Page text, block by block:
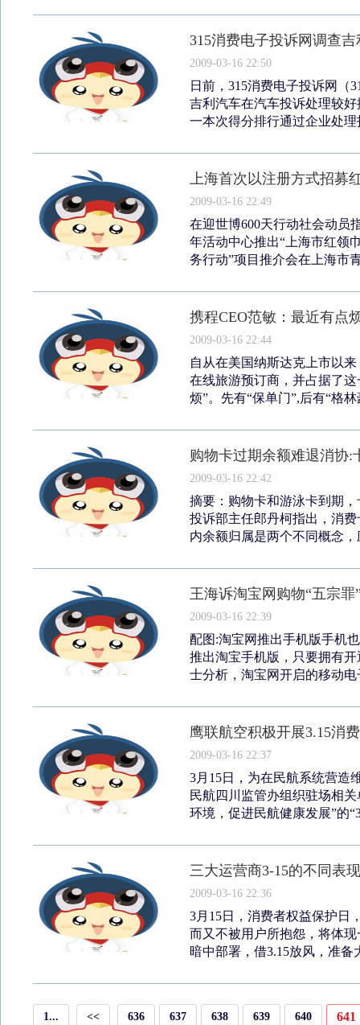
315消费电子投诉网调查
2009-03-16 22:50
日前，315消费电子投诉网（
吉利汽车在汽车投诉处理较
一本次得分排行通过企业处
上海首次以注册方式招募
2009-03-16 22:49
在迎世博600天行动社会动员
年活动中心推出“上海市红领
务行动”项目推介会在上海市
携程CEO范敏：最近有点
2009-03-16 22:44
自从在美国纳斯达克上市以
在线旅游预订商，并占据了
烦”。先有“保单门”,后有“格
购物卡过期余额难退消协:
2009-03-16 22:42
摘要：购物卡和游泳卡到期
投诉部主任郎丹柯指出，消
内余额归属是两个不同概念
王海诉淘宝网购物“五宗罪
2009-03-16 22:39
配图:淘宝网推出手机版手机
推出淘宝手机版，只要拥有
士分析，淘宝网开启的移动
鹰联航空积极开展3.15消
2009-03-16 22:37
3月15日，为在民航系统营造
民航四川监管办组织驻场相
环境，促进民航健康发展”的
三大运营商3-15的不同表
2009-03-16 22:36
3月15日，消费者权益保护日
而又不被用户所抱怨，将体
暗中部署，借3.15放风，准备
1... << 636 637 638 639 640 641